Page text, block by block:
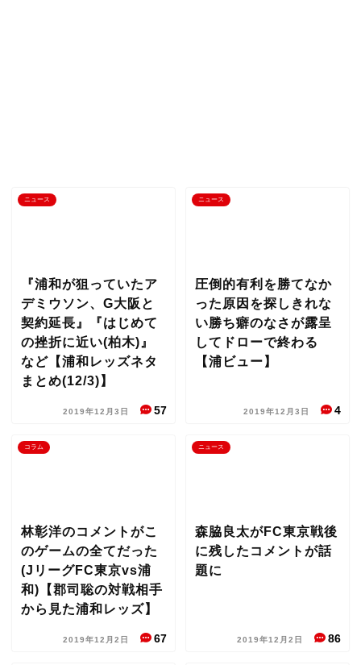
ニュース
『浦和が狙っていたア
デミウソン、G大阪と
契約延長』『はじめて
の挫折に近い(柏木)』
など【浦和レッズネタ
まとめ(12/3)】
2019年12月3日 57
ニュース
圧倒的有利を勝てなか
った原因を探しきれな
い勝ち癖のなさが露呈
してドローで終わる
【浦ビュー】
2019年12月3日 4
コラム
林彰洋のコメントがこ
のゲームの全てだった
(JリーグFC東京vs浦
和)【郡司聡の対戦相手
から見た浦和レッズ】
2019年12月2日 67
ニュース
森脇良太がFC東京戦後
に残したコメントが話
題に
2019年12月2日 86